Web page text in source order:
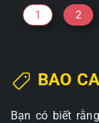
1 2
BAO
Bạn có biết